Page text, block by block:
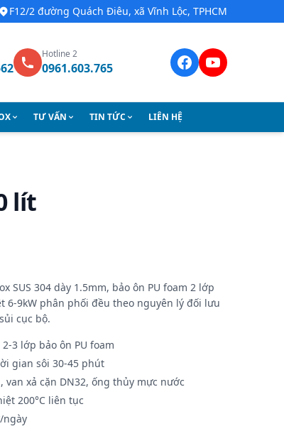
F12/2 đường Quách Điêu, xã Vĩnh Lộc, TPHCM
Hotline 2
0961.603.765
TƯ VẤN TIN TỨC LIÊN HỆ
lít
304 dày 1.5mm, bảo ôn PU foam 2 lớp
9kW phân phối đều theo nguyên lý đối lưu
cục bộ.
3 lớp bảo ôn PU foam
gian sôi 30-45 phút
xả cặn DN32, ống thủy mực nước
200°C liên tục
ngày